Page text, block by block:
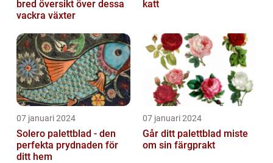
bred översikt över dessa
vackra växter
katt
07 januari 2024
Solero palettblad - den
perfekta prydnaden för
ditt hem
07 januari 2024
Går ditt palettblad miste
om sin färgprakt